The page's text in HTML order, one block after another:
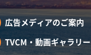
広告メディアのご案内
TVCM・動画ギャラリー